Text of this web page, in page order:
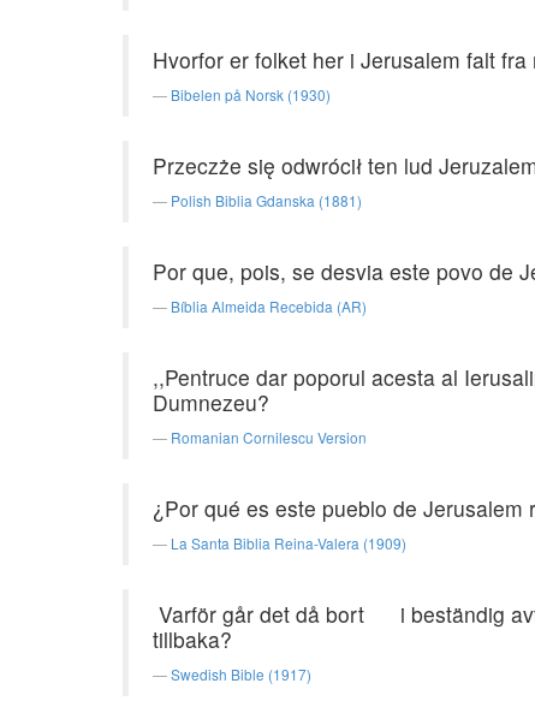
Hvorfor er folket her i Jerusalem falt
Bibelen på Norsk (1930)
Przeczże się odwrócił ten lud
Polish Biblia Gdanska (1881)
Por que, pois, se desvia este povo de
Bíblia Almeida Recebida (AR)
,,Pentruce dar poporul acesta al
Dumnezeu?
Romanian Cornilescu Version
¿Por qué es este pueblo de
La Santa Biblia Reina-Valera (1909)
Varför går det då bort i beständig
tillbaka?
Swedish Bible (1917)